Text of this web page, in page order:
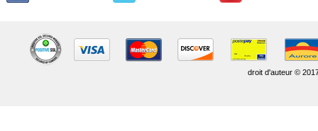
droit d'auteur ©